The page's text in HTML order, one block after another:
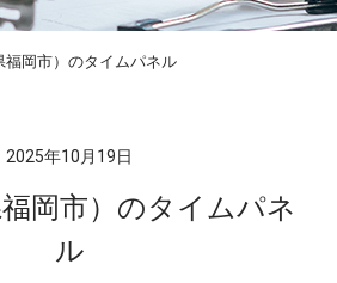
福岡市）のタイムパネル
2025年10月19日
岡市）のタイムパネ
ル